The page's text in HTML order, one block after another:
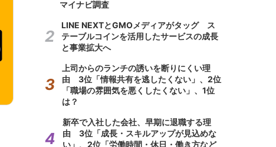
マイナビ調査
LINE NEXTとGMOメディアがタッグ ス
テーブルコインを活用したサービスの成長
と事業拡大へ
上司からのランチの誘いを断りにくい理
由 3位「情報共有を逃したくない」、2位
「職場の雰囲気を悪くしたくない」、1位
は？
新卒で入社した会社、早期に退職する理
由 3位「成長・スキルアップが見込めな
い」、2位「労働時間・休日・働き方など